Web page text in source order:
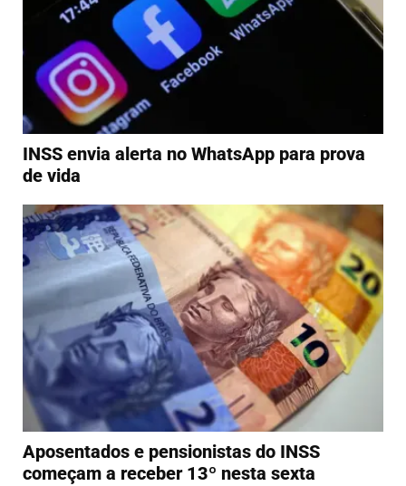
INSS envia alerta no WhatsApp para prova
de vida
Aposentados e pensionistas do INSS
começam a receber 13º nesta sexta